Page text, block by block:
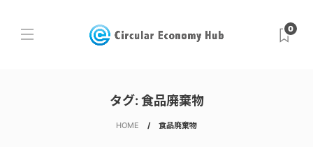
0
タグ: 食品廃棄物
HOME 食品廃棄物